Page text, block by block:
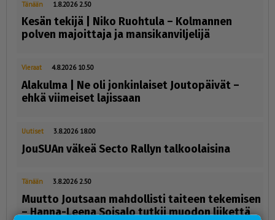
Tänään 1.8.2026 2.50
Kesän tekijä | Niko Ruohtula ­– Kolmannen
polven majoittaja ja mansikanviljelijä
Vieraat 4.8.2026 10.50
Alakulma | Ne oli jonkinlaiset Joutopäivät –
ehkä viimeiset lajissaan
Uutiset 3.8.2026 18.00
JouSUAn väkeä Secto Rallyn talkoolaisina
Tänään 3.8.2026 2.50
Muutto Joutsaan mahdollisti taiteen tekemisen
– Hanna-Leena Soisalo tutkii muodon liikettä